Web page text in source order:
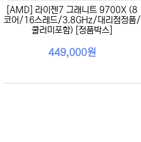
[AMD] 라이젠7 그래니트 9700X (8
코어/16스레드/3.8GHz/대리점정품/
쿨러미포함) [정품박스]
449,000원